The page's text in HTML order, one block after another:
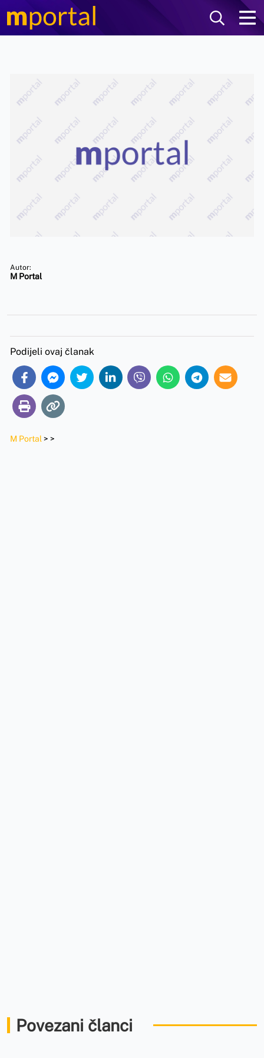
Autor:
M Portal
Podijeli ovaj članak
M Portal > >
Povezani članci